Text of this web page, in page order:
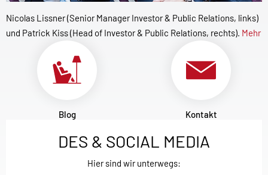
Nicolas Lissner (Senior Manager Investor & Public Relations, links)
und Patrick Kiss (Head of Investor & Public Relations, rechts). Mehr
Blog Kontakt
DES & SOCIAL MEDIA
Hier sind wir unterwegs: